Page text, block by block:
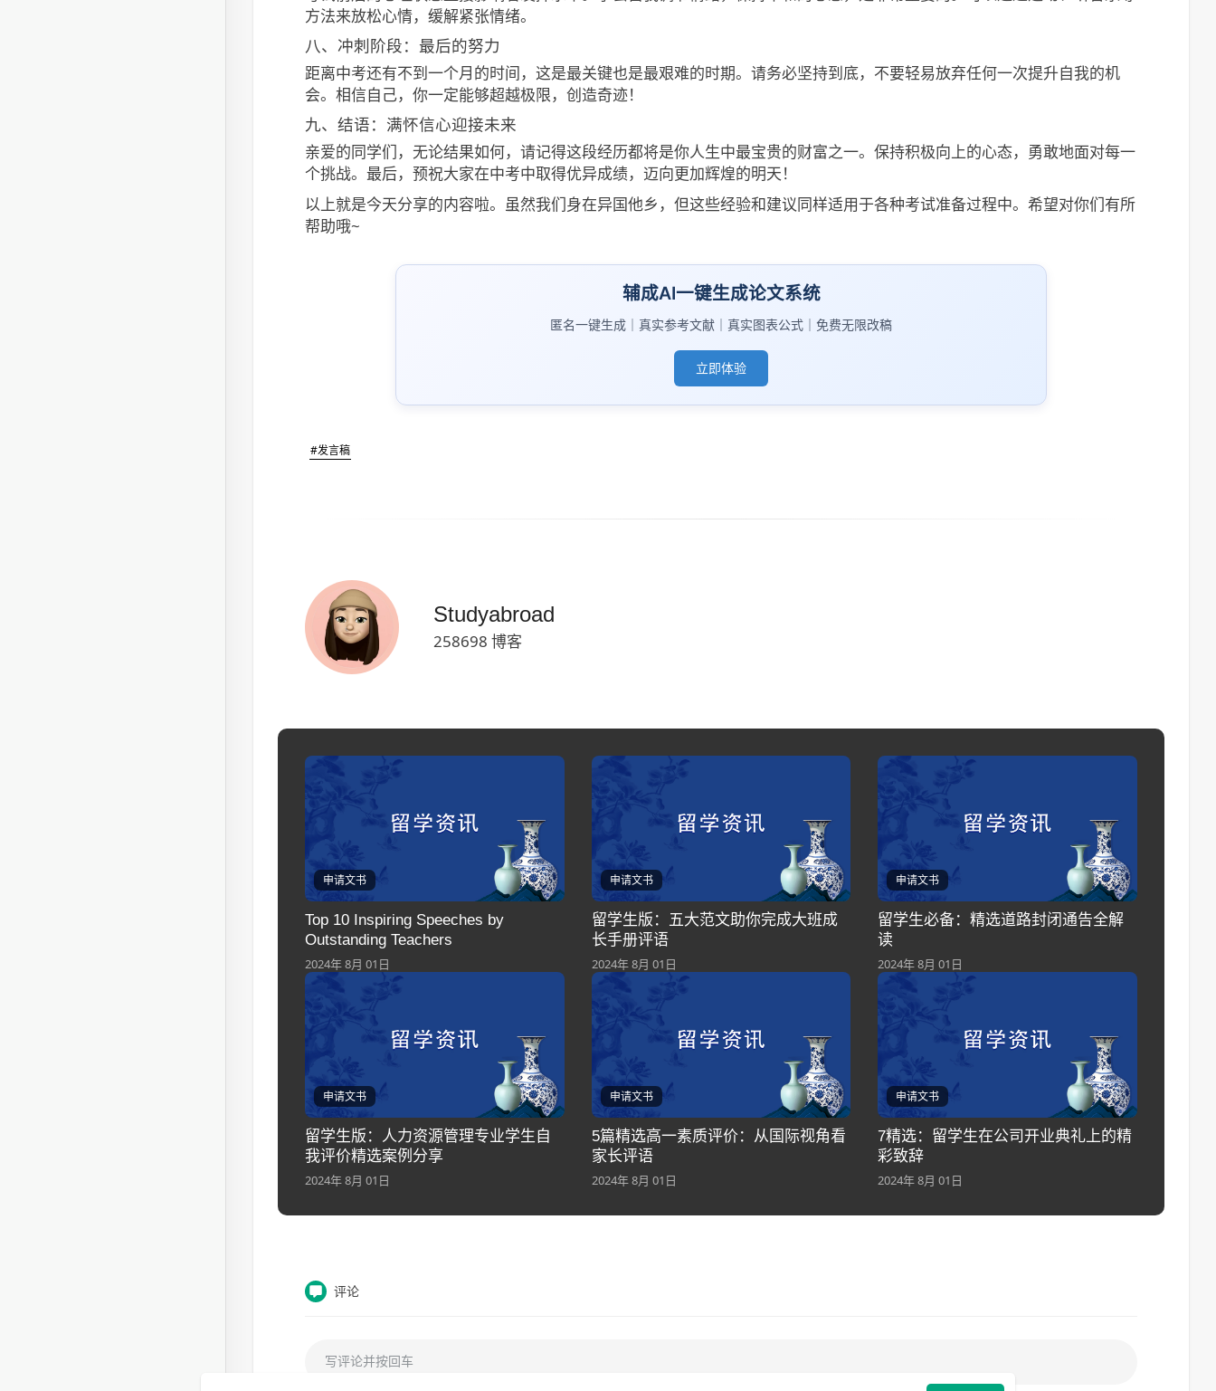
方法来放松心情，缓解紧张情绪。
八、冲刺阶段：最后的努力
距离中考还有不到一个月的时间，这是最关键也是最艰难的时期。请务必坚持到底，不要轻易放弃任何一次提升自我的机
会。相信自己，你一定能够超越极限，创造奇迹！
九、结语：满怀信心迎接未来
亲爱的同学们，无论结果如何，请记得这段经历都将是你人生中最宝贵的财富之一。保持积极向上的心态，勇敢地面对每一
个挑战。最后，预祝大家在中考中取得优异成绩，迈向更加辉煌的明天！
以上就是今天分享的内容啦。虽然我们身在异国他乡，但这些经验和建议同样适用于各种考试准备过程中。希望对你们有所
帮助哦~
辅成AI一键生成论文系统
匿名一键生成｜真实参考文献｜真实图表公式｜免费无限改稿
立即体验
#发言稿
Studyabroad
258698 博客
申请文书
Top 10 Inspiring Speeches by
Outstanding Teachers
2024年 8月 01日
申请文书
留学生版：五大范文助你完成大班成
长手册评语
2024年 8月 01日
申请文书
留学生必备：精选道路封闭通告全解
读
2024年 8月 01日
申请文书
留学生版：人力资源管理专业学生自
我评价精选案例分享
2024年 8月 01日
申请文书
5篇精选高一素质评价：从国际视角看
家长评语
2024年 8月 01日
申请文书
7精选：留学生在公司开业典礼上的精
彩致辞
2024年 8月 01日
评论